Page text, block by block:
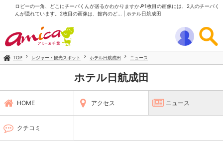
ロビーの一角、どこにチーバくんが居るかわかりますか🔎1枚目の画像には、2人のチーバく
んが隠れています。2枚目の画像は、館内のど... | ホテル日航成田
TOP レジャー・観光スポット ホテル日航成田 ニュース
ホテル日航成田
HOME アクセス ニュース
クチコミ